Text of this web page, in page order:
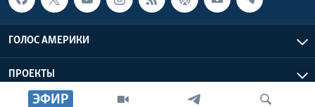
ЭФИР
ГОЛОС АМЕРИКИ
ПРОЕКТЫ